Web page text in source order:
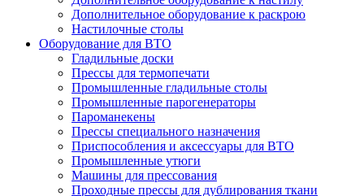
Дополнительное оборудование к раскрою
Настилочные столы
Оборудование для ВТО
Гладильные доски
Прессы для термопечати
Промышленные гладильные столы
Промышленные парогенераторы
Пароманекены
Прессы специального назначения
Приспособления и аксессуары для ВТО
Промышленные утюги
Машины для прессования
Проходные прессы для дублирования ткани